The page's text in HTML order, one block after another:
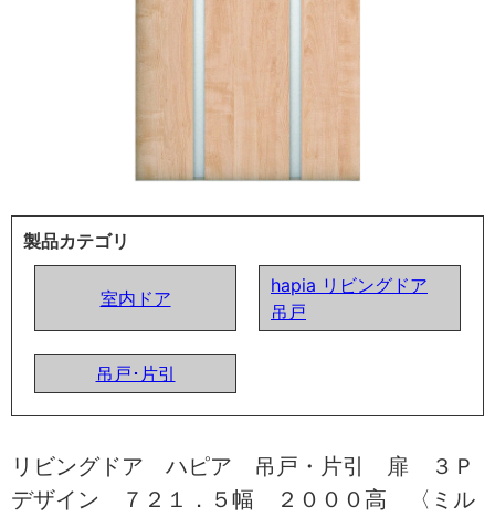
製品カテゴリ
室内ドア
hapia リビングドア
吊戸
吊戸･片引
リビングドア ハピア 吊戸・片引 扉 ３Ｐ
デザイン ７２１．５幅 ２０００高 〈ミル